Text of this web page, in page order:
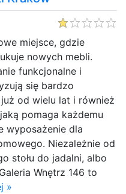
miejsce, gdzie
nowych mebli.
funkcjonalne i
się bardzo
od wielu lat i również
pomaga każdemu
wyposażenie dla
Niezależnie od
stołu do jadalni, albo
Wnętrz 146 to
»